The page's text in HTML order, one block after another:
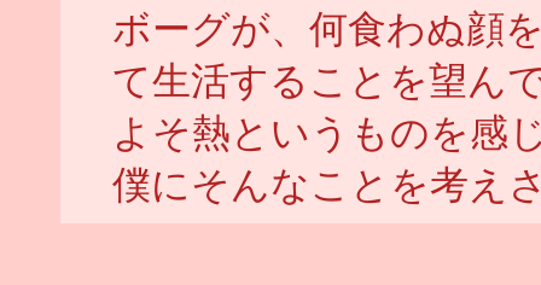
ボーグが、何食わぬ顔
て生活することを望ん
よそ熱というものを感
僕にそんなことを考え